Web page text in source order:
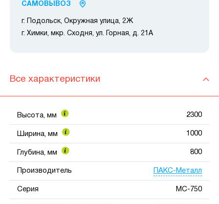
САМОВЫВОЗ
г. Подольск, Окружная улица, 2Ж
г. Химки, мкр. Сходня, ул. Горная, д. 21А
Все характеристики
Высота, мм 2300
Ширина, мм 1000
Глубина, мм 800
Производитель ПАКС-Металл
Серия МС-750